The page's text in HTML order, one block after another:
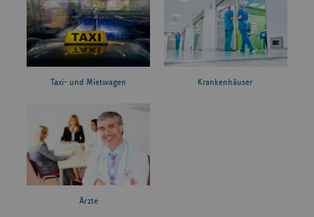
Taxi- und Mietwagen Krankenhäuser
Ärzte